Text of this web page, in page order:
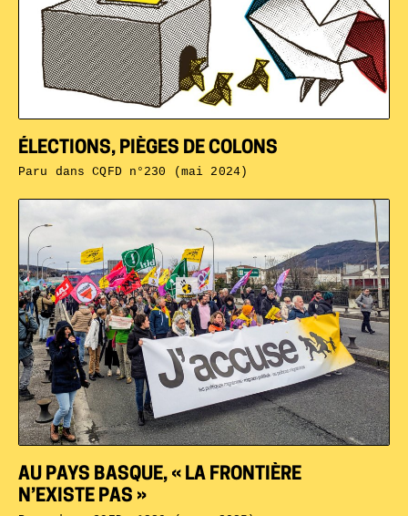
AU PAYS BASQUE, « LA FRONTIÈRE
N’EXISTE PAS »
ÉLECTIONS, PIÈGES DE COLONS
Paru dansCQFD n°230 (mai 2024)